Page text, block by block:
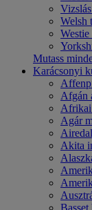
Welsh
Mutass
Karácsonyi
Afgán
Afrikai
Agár
Akita